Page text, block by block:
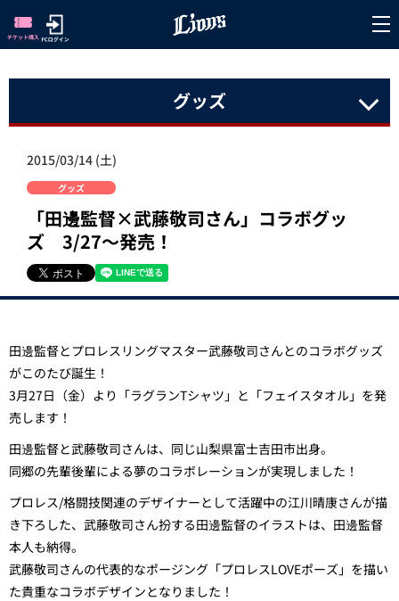
グッズ
2015/03/14 (土)
グッズ
「田邊監督×武藤敬司さん」コラボグッ
ズ 3/27～発売！
田邊監督とプロレスリングマスター武藤敬司さんとのコラボグッズ
がこのたび誕生！
3月27日（金）より「ラグランTシャツ」と「フェイスタオル」を発
売します！
田邊監督と武藤敬司さんは、同じ山梨県富士吉田市出身。
同郷の先輩後輩による夢のコラボレーションが実現しました！
プロレス/格闘技関連のデザイナーとして活躍中の江川晴康さんが描
き下ろした、武藤敬司さん扮する田邊監督のイラストは、田邊監督
本人も納得。
武藤敬司さんの代表的なポージング「プロレスLOVEポーズ」を描い
た貴重なコラボデザインとなりました！